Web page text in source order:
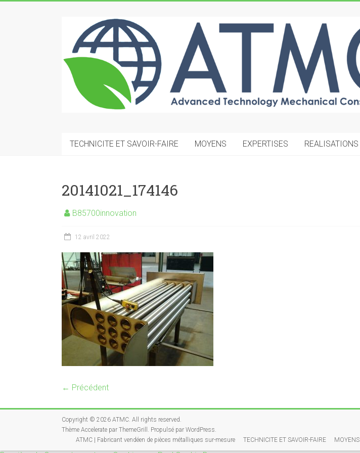
ATMC
Advanced
Technology
Mechanical
Construction
TECHNICITE ET SAVOIR-FAIRE MOYENS EXPERTISES REALISATIONS
20141021_174146
B85700innovation
12 avril 2022
← Précédent
Copyright © 2026 ATMC. All rights reserved.
Thème Accelerate par ThemeGrill. Propulsé par WordPress.
ATMC | Fabricant vendéen de pièces métalliques sur-mesure
TECHNICITE ET SAVOIR-FAIRE MOYENS